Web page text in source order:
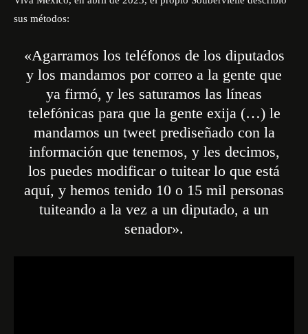
sus métodos:
«Agarramos los teléfonos de los diputados
y los mandamos por correo a la gente que
ya firmó, y les saturamos las líneas
telefónicas para que la gente exija (…) le
mandamos un tweet prediseñado con la
información que tenemos, y les decimos,
los puedes modificar o tuitear lo que está
aquí, y hemos tenido 10 o 15 mil personas
tuiteando a la vez a un diputado, a un
senador».